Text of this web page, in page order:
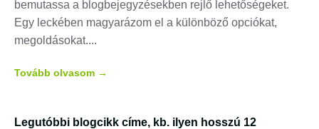
bemutassa a blogbejegyzésekben rejlő lehetőségeket.
Egy leckében magyarázom el a különböző opciókat,
megoldásokat.
Tovább olvasom →
Legutóbbi blogcikk címe, kb. ilyen hosszú 12